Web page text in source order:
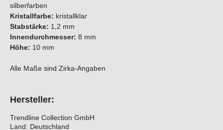
silberfarben
Kristallfarbe: kristallklar
Stabstärke: 1,2 mm
Innendurchmesser: 8 mm
Höhe: 10 mm
Alle Maße sind Zirka-Angaben
Hersteller:
Trendline Collection GmbH
Land: Deutschland